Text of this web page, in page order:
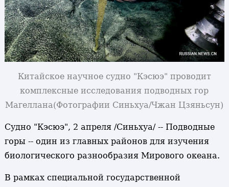
Китайское научное судно "Кэсюэ" проводит
комплексные исследования подводных гор
Магеллана(Фотографии Синьхуа/Чжан Цзяньсун)
Судно "Кэсюэ", 2 апреля /Синьхуа/ -- Подводные
горы -- один из главных районов для изучения
биологического разнообразия Мирового океана.
В рамках специальной государственной